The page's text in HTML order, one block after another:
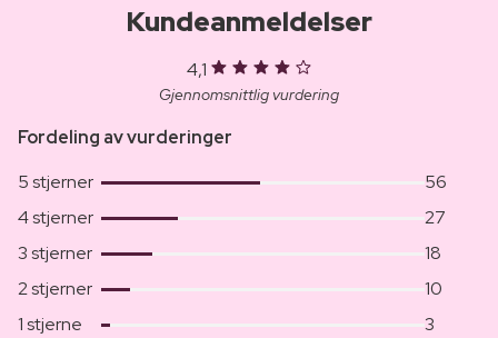
Kundeanmeldelser
4,1
Gjennomsnittlig vurdering
Fordeling av vurderinger
5 stjerner
56
4 stjerner
27
3 stjerner
18
2 stjerner
10
1 stjerne
3